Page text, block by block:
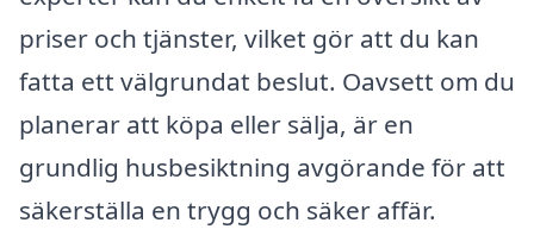
priser och tjänster, vilket gör att du kan
fatta ett välgrundat beslut. Oavsett om du
planerar att köpa eller sälja, är en
grundlig husbesiktning avgörande för att
säkerställa en trygg och säker affär.